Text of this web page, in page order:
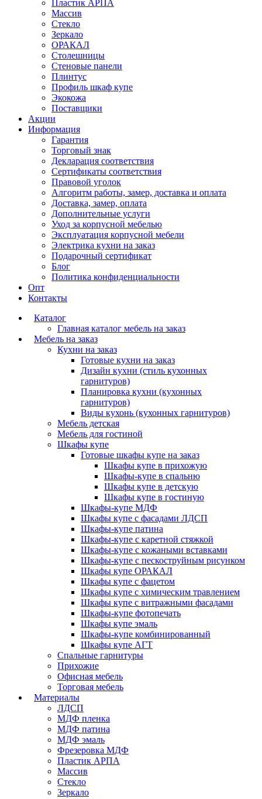
Пластик АРПА
Массив
Стекло
Зеркало
ОРАКАЛ
Столешницы
Стеновые панели
Плинтус
Профиль шкаф купе
Экокожа
Поставщики
Акции
Информация
Гарантия
Торговый знак
Декларация соответствия
Сертификаты соответствия
Правовой уголок
Алгоритм работы, замер, доставка и оплата
Доставка, замер, оплата
Дополнительные услуги
Уход за корпусной мебелью
Эксплуатация корпусной мебели
Электрика кухни на заказ
Подарочный сертификат
Блог
Политика конфиденциальности
Опт
Контакты
Каталог
Главная каталог мебель на заказ
Мебель на заказ
Кухни на заказ
Готовые кухни на заказ
Дизайн кухни (стиль кухонных
гарнитуров)
Планировка кухни (кухонных
гарнитуров)
Виды кухонь (кухонных гарнитуров)
Мебель детская
Мебель для гостиной
Шкафы купе
Готовые шкафы купе на заказ
Шкафы купе в прихожую
Шкафы-купе в спальню
Шкафы купе в детскую
Шкафы купе в гостиную
Шкафы-купе МДФ
Шкафы купе с фасадами ЛДСП
Шкафы-купе патина
Шкафы-купе с каретной стяжкой
Шкафы-купе с кожаными вставками
Шкафы-купе с пескоструйным рисунком
Шкафы купе ОРАКАЛ
Шкафы купе с фацетом
Шкафы купе с химическим травлением
Шкафы купе с витражными фасадами
Шкафы-купе фотопечать
Шкафы купе эмаль
Шкафы-купе комбинированный
Шкафы купе АГТ
Спальные гарнитуры
Прихожие
Офисная мебель
Торговая мебель
Материалы
ЛДСП
МДФ пленка
МДФ патина
МДФ эмаль
Фрезеровка МДФ
Пластик АРПА
Массив
Стекло
Зеркало